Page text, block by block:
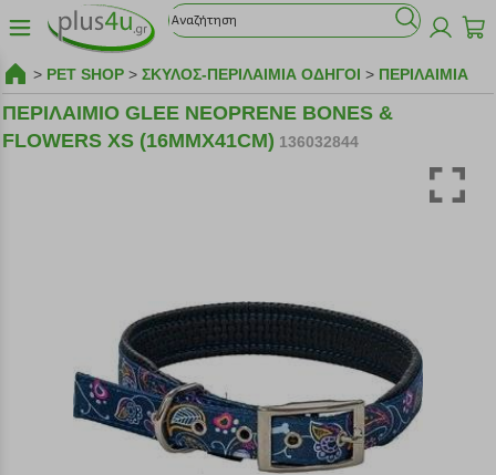
> PET SHOP > ΣΚΥΛΟΣ-ΠΕΡΙΛΑΙΜΙΑ ΟΔΗΓΟΙ > ΠΕΡΙΛΑΙΜΙΑ
ΠΕΡΙΛΑΙΜΙΟ GLEE NEOPRENE BONES &
FLOWERS XS (16MMX41CM) 136032844